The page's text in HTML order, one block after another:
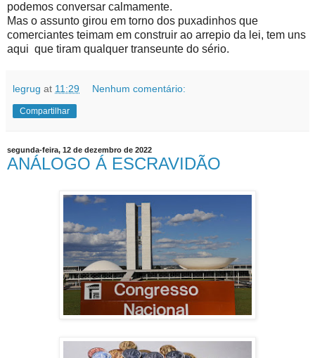
podemos conversar calmamente.
Mas o assunto girou em torno dos puxadinhos que
comerciantes teimam em construir ao arrepio da lei, tem uns
aqui que tiram qualquer transeunte do sério.
legrug at 11:29 Nenhum comentário:
Compartilhar
segunda-feira, 12 de dezembro de 2022
ANÁLOGO Á ESCRAVIDÃO